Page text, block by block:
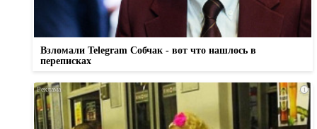
Взломали Telegram Собчак - вот что нашлось в
переписках
i